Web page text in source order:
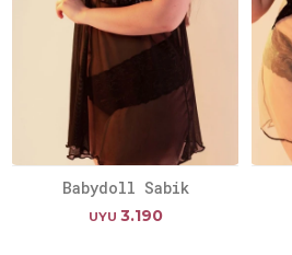
Babydoll Sabik
UYU 3.190